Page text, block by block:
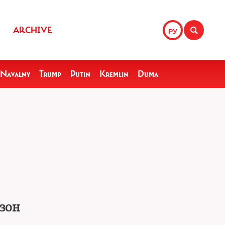
РУ
ARCHIVE
Navalny Trump Putin Kremlin Duma